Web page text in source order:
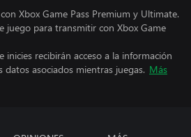
Xbox Game Pass Premium y Ultimate.
juego para transmitir con Xbox Game
inicies recibirán acceso a la información
asociados mientras juegas. Más